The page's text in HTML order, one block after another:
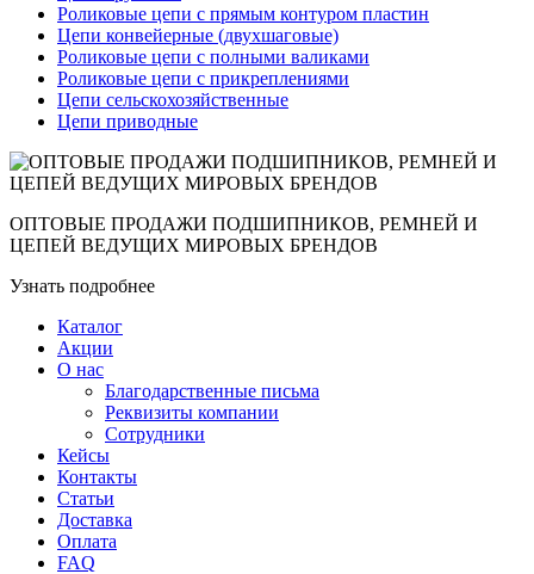
Роликовые цепи с прямым контуром пластин
Цепи конвейерные (двухшаговые)
Роликовые цепи с полными валиками
Роликовые цепи с прикреплениями
Цепи сельскохозяйственные
Цепи приводные
ОПТОВЫЕ ПРОДАЖИ ПОДШИПНИКОВ, РЕМНЕЙ И
ЦЕПЕЙ ВЕДУЩИХ МИРОВЫХ БРЕНДОВ
Узнать подробнее
Каталог
Акции
О нас
Благодарственные письма
Реквизиты компании
Сотрудники
Кейсы
Контакты
Статьи
Доставка
Оплата
FAQ